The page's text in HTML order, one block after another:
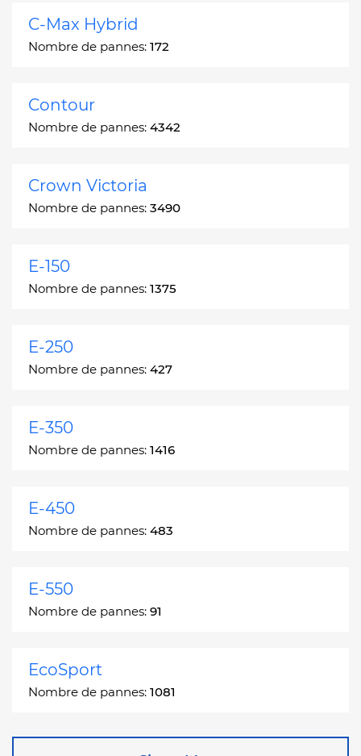
C-Max Hybrid
Nombre de pannes: 172
Contour
Nombre de pannes: 4342
Crown Victoria
Nombre de pannes: 3490
E-150
Nombre de pannes: 1375
E-250
Nombre de pannes: 427
E-350
Nombre de pannes: 1416
E-450
Nombre de pannes: 483
E-550
Nombre de pannes: 91
EcoSport
Nombre de pannes: 1081